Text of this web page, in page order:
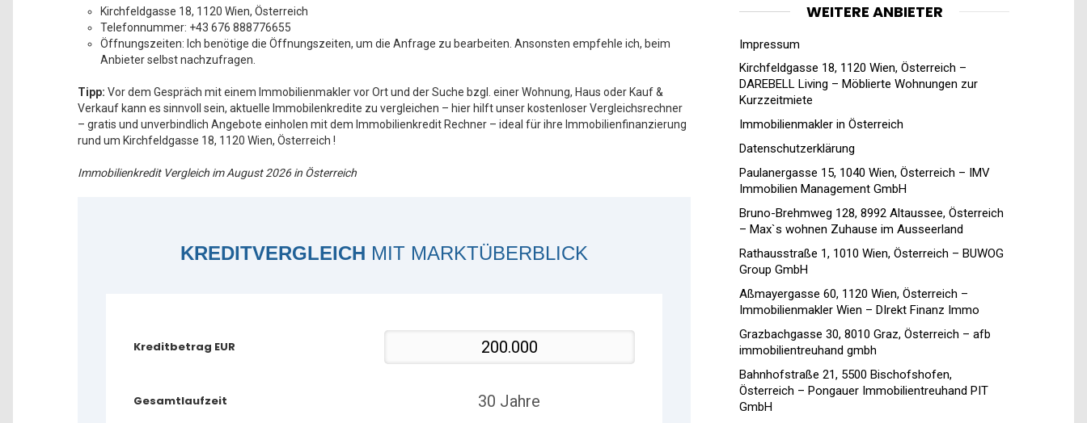
Kirchfeldgasse 18, 1120 Wien, Österreich
Telefonnummer: +43 676 888776655
Öffnungszeiten: Ich benötige die Öffnungszeiten, um die Anfrage zu bearbeiten. Ansonsten empfehle ich, beim
Anbieter selbst nachzufragen.
Tipp: Vor dem Gespräch mit einem Immobilienmakler vor Ort und der Suche bzgl. einer Wohnung, Haus oder Kauf &
Verkauf kann es sinnvoll sein, aktuelle Immobilenkredite zu vergleichen – hier hilft unser kostenloser Vergleichsrechner
– gratis und unverbindlich Angebote einholen mit dem Immobilienkredit Rechner – ideal für ihre Immobilienfinanzierung
rund um Kirchfeldgasse 18, 1120 Wien, Österreich !
Immobilienkredit Vergleich im August 2026 in Österreich
KREDITVERGLEICH MIT MARKTÜBERBLICK
Kreditbetrag EUR
Gesamtlaufzeit
WEITERE ANBIETER
Impressum
Kirchfeldgasse 18, 1120 Wien, Österreich –
DAREBELL Living – Möblierte Wohnungen zur
Kurzzeitmiete
Immobilienmakler in Österreich
Datenschutzerklärung
Paulanergasse 15, 1040 Wien, Österreich – IMV
Immobilien Management GmbH
Bruno-Brehmweg 128, 8992 Altaussee, Österreich
– Max`s wohnen Zuhause im Ausseerland
Rathausstraße 1, 1010 Wien, Österreich – BUWOG
Group GmbH
Aßmayergasse 60, 1120 Wien, Österreich –
Immobilienmakler Wien – DIrekt Finanz Immo
Grazbachgasse 30, 8010 Graz, Österreich – afb
immobilientreuhand gmbh
Bahnhofstraße 21, 5500 Bischofshofen,
Österreich – Pongauer Immobilientreuhand PIT
GmbH